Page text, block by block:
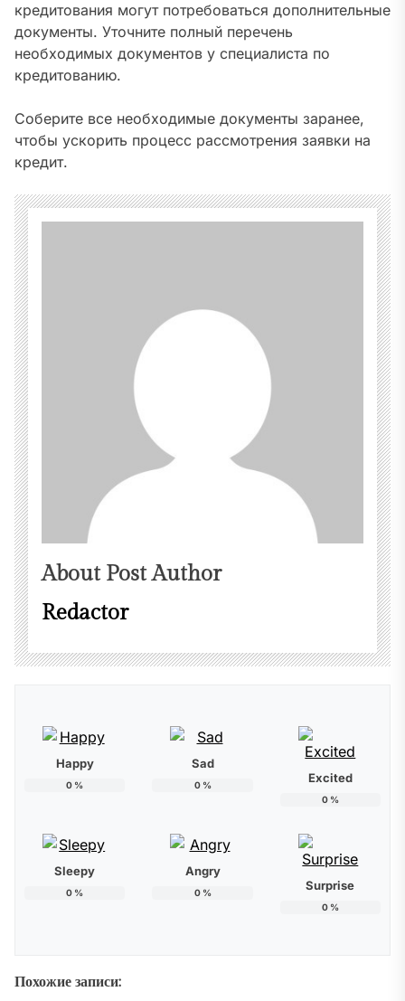
кредитования могут потребоваться дополнительные
документы. Уточните полный перечень
необходимых документов у специалиста по
кредитованию.
Соберите все необходимые документы заранее,
чтобы ускорить процесс рассмотрения заявки на
кредит.
About Post Author
Redactor
Happy
0 %
Sad
0% Excited
0%
Sleepy
0 %
Angry
0% Surprise
0%
Похожие записи: